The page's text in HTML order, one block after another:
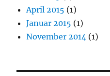
April 2015 (1)
Januar 2015 (1)
November 2014 (1)